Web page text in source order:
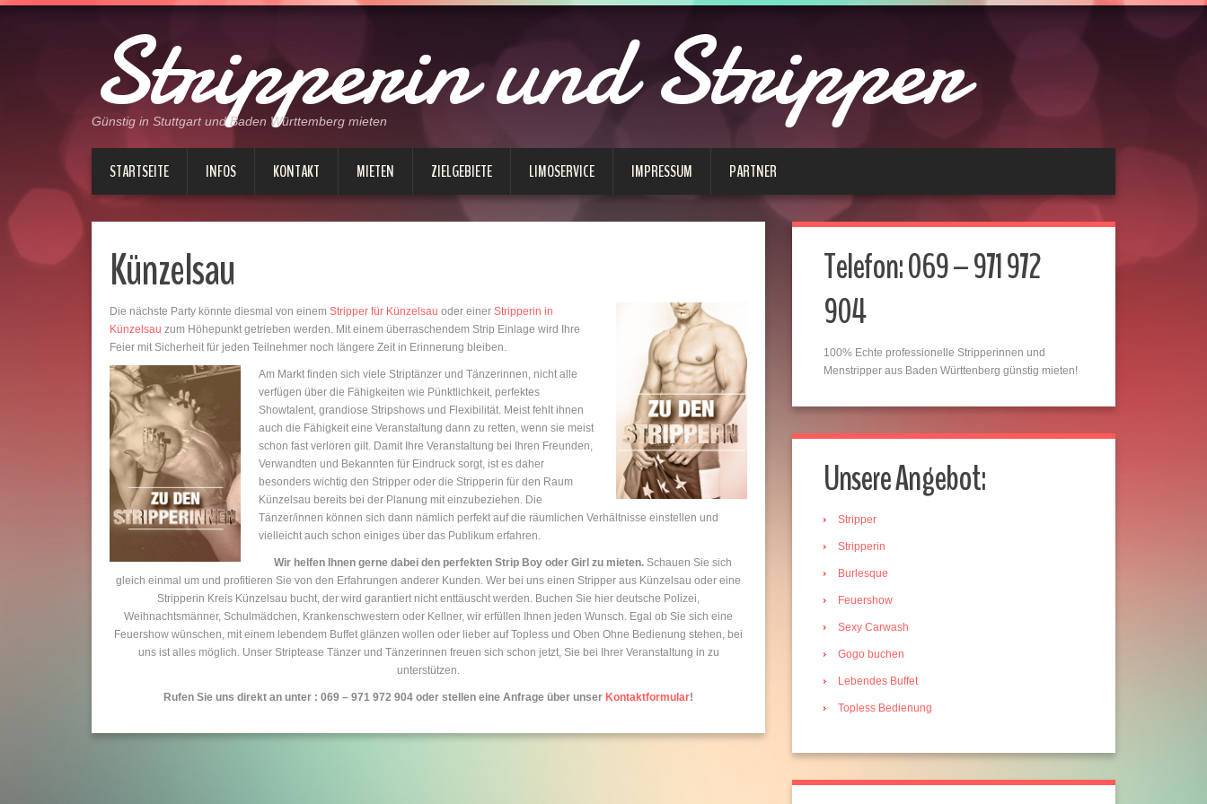
Stripperin und Stripper
Günstig in Stuttgart und Baden Württemberg mieten
STARTSEITE INFOS KONTAKT MIETEN ZIELGEBIETE LIMOSERVICE IMPRESSUM PARTNER
Künzelsau
Die nächste Party könnte diesmal von einem Stripper für Künzelsau oder einer Stripperin in
Künzelsau zum Höhepunkt getrieben werden. Mit einem überraschendem Strip Einlage wird Ihre
Feier mit Sicherheit für jeden Teilnehmer noch längere Zeit in Erinnerung bleiben.
Am Markt finden sich viele Striptänzer und Tänzerinnen, nicht alle
verfügen über die Fähigkeiten wie Pünktlichkeit, perfektes
Showtalent, grandiose Stripshows und Flexibilität. Meist fehlt ihnen
auch die Fähigkeit eine Veranstaltung dann zu retten, wenn sie meist
schon fast verloren gilt. Damit Ihre Veranstaltung bei Ihren Freunden,
Verwandten und Bekannten für Eindruck sorgt, ist es daher
besonders wichtig den Stripper oder die Stripperin für den Raum
Künzelsau bereits bei der Planung mit einzubeziehen. Die
Tänzer/innen können sich dann nämlich perfekt auf die räumlichen Verhältnisse einstellen und
vielleicht auch schon einiges über das Publikum erfahren.
Wir helfen Ihnen gerne dabei den perfekten Strip Boy oder Girl zu mieten. Schauen Sie sich
gleich einmal um und profitieren Sie von den Erfahrungen anderer Kunden. Wer bei uns einen Stripper aus Künzelsau oder eine
Stripperin Kreis Künzelsau bucht, der wird garantiert nicht enttäuscht werden. Buchen Sie hier deutsche Polizei,
Weihnachtsmänner, Schulmädchen, Krankenschwestern oder Kellner, wir erfüllen Ihnen jeden Wunsch. Egal ob Sie sich eine
Feuershow wünschen, mit einem lebendem Buffet glänzen wollen oder lieber auf Topless und Oben Ohne Bedienung stehen, bei
uns ist alles möglich. Unser Striptease Tänzer und Tänzerinnen freuen sich schon jetzt, Sie bei Ihrer Veranstaltung in zu
unterstützen.
Rufen Sie uns direkt an unter : 069 – 971 972 904 oder stellen eine Anfrage über unser Kontaktformular!
Telefon: 069 – 971 972
904
100% Echte professionelle Stripperinnen und
Menstripper aus Baden Württenberg günstig mieten!
Unsere Angebot:
Stripper
Stripperin
Burlesque
Feuershow
Sexy Carwash
Gogo buchen
Lebendes Buffet
Topless Bedienung